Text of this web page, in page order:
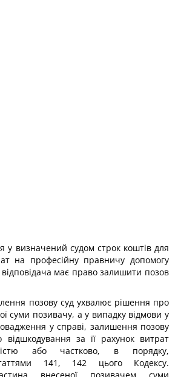
у визначений судом строк коштів для
на професійну правничу допомогу
має право залишити позов
позову суд ухвалює рішення про
суми позивачу, а у випадку відмови у
у справі, залишення позову
за її рахунок витрат
або частково, в порядку,
141, 142 цього Кодексу.